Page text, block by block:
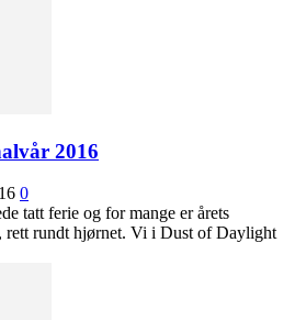
2016
0
tatt ferie og for mange er årets
rett rundt hjørnet. Vi i Dust of Daylight